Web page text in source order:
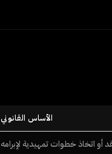
الأساس القانوني
اتخاذ خطوات تمهيدية لإبرامه